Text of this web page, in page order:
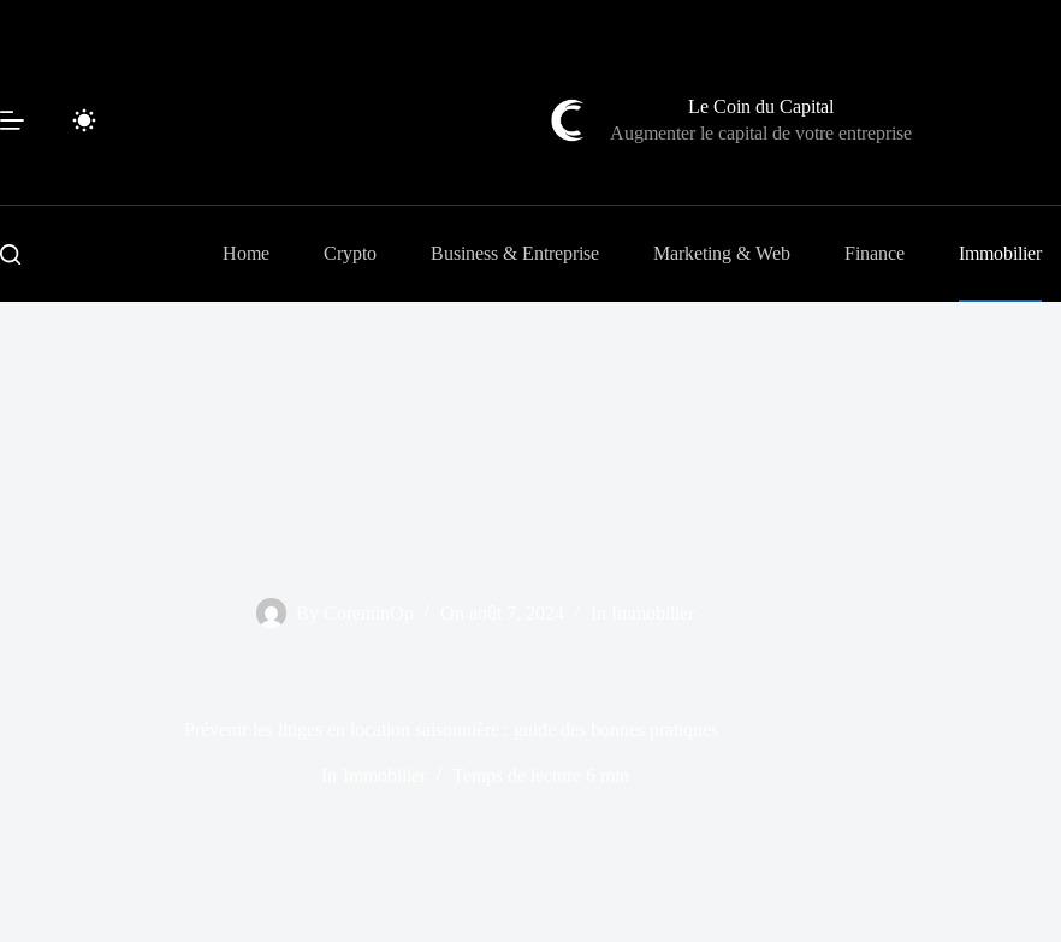
Le Coin du Capital
Augmenter le capital de votre entreprise
Home Crypto Business & Entreprise Marketing & Web Finance Immobilier